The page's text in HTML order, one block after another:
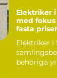
Elektriker
med
fasta priser
Elektriker i
behöriga